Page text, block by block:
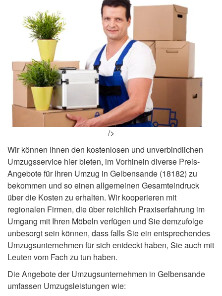
/>
Wir können Ihnen den kostenlosen und unverbindlichen
Umzugsservice hier bieten, im Vorhinein diverse Preis-
Angebote für Ihren Umzug in Gelbensande (18182) zu
bekommen und so einen allgemeinen Gesamteindruck
über die Kosten zu erhalten. Wir kooperieren mit
regionalen Firmen, die über reichlich Praxiserfahrung im
Umgang mit Ihren Möbeln verfügen und Sie demzufolge
unbesorgt sein können, dass falls Sie ein entsprechendes
Umzugsunternehmen für sich entdeckt haben, Sie auch mit
Leuten vom Fach zu tun haben.
Die Angebote der Umzugsunternehmen in Gelbensande
umfassen Umzugsleistungen wie: